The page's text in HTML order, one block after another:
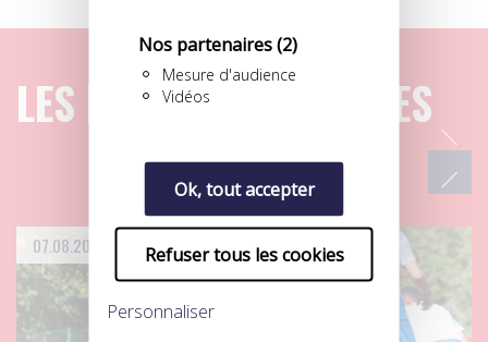
Nos partenaires(2)
Mesure d'audience
Vidéos
Ok, tout accepter
Refuser tous les cookies
Personnaliser
LES DERNIERS ARTICLES
07.08.2026